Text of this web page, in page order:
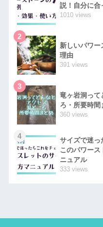
説！自分に合
1010 views
2
新しいパワー
理由
391 views
3
竜ヶ岩洞って
ろ・所要時間
360 views
4
サイズで迷っ
このパワース
ニュアル
333 views